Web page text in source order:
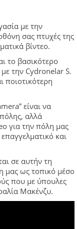
με την
σας πτυχές της
βίντεο.
το βασικότερο
με την Cydronelar S.
ποιοτικότερη
είναι να
αλλά
για την πόλη μας
και
σε αυτήν τη
μας ως τοπικό μέσο
που με ύπουλες
Μακένζυ.